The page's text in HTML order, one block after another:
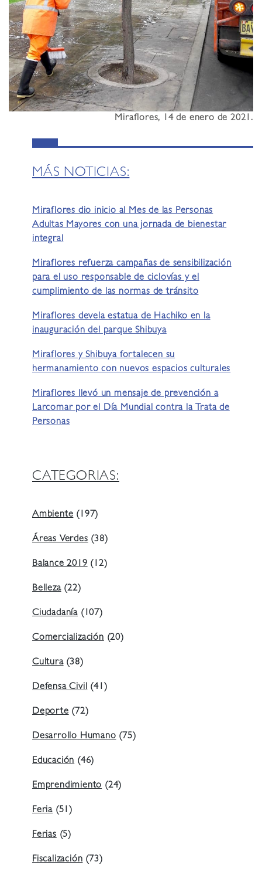
Miraflores, 14 de enero de 2021.
MÁS NOTICIAS:
Miraflores dio inicio al Mes de las Personas
Adultas Mayores con una jornada de bienestar
integral
Miraflores refuerza campañas de sensibilización
para el uso responsable de ciclovías y el
cumplimiento de las normas de tránsito
Miraflores devela estatua de Hachiko en la
inauguración del parque Shibuya
Miraflores y Shibuya fortalecen su
hermanamiento con nuevos espacios culturales
Miraflores llevó un mensaje de prevención a
Larcomar por el Día Mundial contra la Trata de
Personas
CATEGORIAS:
Ambiente (197)
Áreas Verdes (38)
Balance 2019 (12)
Belleza(22)
Ciudadanía (107)
Comercialización (20)
Cultura(38)
Defensa Civil (41)
Deporte (72)
Desarrollo Humano (75)
Educación (46)
Emprendimiento (24)
Feria (51)
Ferias (5)
Fiscalización (73)